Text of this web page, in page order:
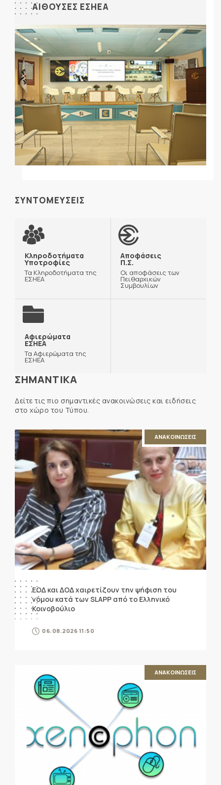
ΑΙΘΟΥΣΕΣ ΕΣΗΕΑ
ΣΥΝΤΟΜΕΥΣΕΙΣ
Κληροδοτήματα
Υποτροφίες
Τα Κληροδοτήματα της
ΕΣΗΕΑ
Αποφάσεις
Π.Σ.
Οι αποφάσεις των
Πειθαρχικών
Συμβουλίων
Αφιερώματα
ΕΣΗΕΑ
Τα Αφιερώματα της
ΕΣΗΕΑ
ΣΗΜΑΝΤΙΚΑ
Δείτε τις πιο σημαντικές ανακοινώσεις και ειδήσεις
στο χώρο του Τύπου.
ΑΝΑΚΟΙΝΩΣΕΙΣ
ΕΟΔ και ΔΟΔ χαιρετίζουν την ψήφιση του
νόμου κατά των SLAPP από το Ελληνικό
Κοινοβούλιο
06.08.2026 11:50
ΑΝΑΚΟΙΝΩΣΕΙΣ